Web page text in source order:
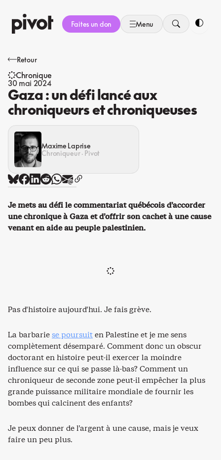
au
contenu
Faites un don Menu
Retour
Chronique
30 mai 2024
Gaza : un défi lancé aux
chroniqueurs et chroniqueuses
Maxime Laprise
Chroniqueur · Pivot
Je mets au défi le commentariat québécois d’accorder
une chronique à Gaza et d’offrir son cachet à une cause
venant en aide au peuple palestinien.
Pas d’histoire aujourd’hui. Je fais grève.
La barbariese poursuiten Palestine et je me sens
complètement désemparé. Comment donc un obscur
doctorant en histoire peut-il exercer la moindre
influence sur ce qui se passe là-bas? Comment un
chroniqueur de seconde zone peut-il empêcher la plus
grande puissance militaire mondiale de fournir les
bombes qui calcinent des enfants?
Je peux donner de l’argent à une cause, mais je veux
faire un peu plus.